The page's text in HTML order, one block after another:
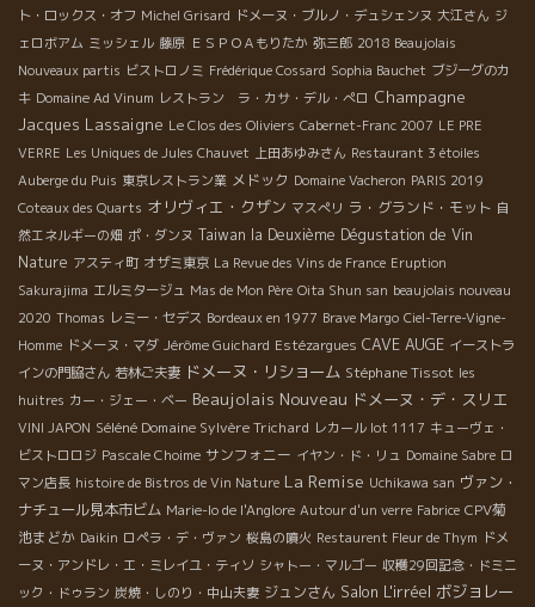
ト・ロックス・オフ Michel Grisard ドメーヌ・ブルノ・デュシェンヌ 大江さん ジ
ェロボアム ミッシェル 藤原 ＥＳＰＯＡもりたか 弥三郎 2018 Beaujolais
Nouveaux partis ビストロノミ Frédérique Cossard Sophia Bauchet ブジーグのカ
キ Domaine Ad Vinum レストラン ラ・カサ・デル・ぺロ Champagne
Jacques Lassaigne Le Clos des Oliviers Cabernet-Franc 2007 LE PRE
VERRE Les Uniques de Jules Chauvet 上田あゆみさん Restaurant 3 étoiles
Auberge du Puis 東京レストラン業 メドック Domaine Vacheron PARIS 2019
Coteaux des Quarts オリヴィエ・クザン マスぺリ ラ・グランド・モット 自
然エネルギーの畑 ポ・ダンヌ Taiwan la Deuxième Dégustation de Vin
Nature アスティ町 オザミ東京 La Revue des Vins de France Eruption
Sakurajima エルミタージュ Mas de Mon Père Oita Shun san beaujolais nouveau
2020 Thomas レミー・セデス Bordeaux en 1977 Brave Margo Ciel-Terre-Vigne-
Homme ドメーヌ・マダ Jérôme Guichard Estézargues CAVE AUGE イーストラ
インの門脇さん 若林ご夫妻 ドメーヌ・リショーム Stéphane Tissot les
huitres カー・ジェー・ベー Beaujolais Nouveau ドメーヌ・デ・スリエ
VINI JAPON Séléné Domaine Sylvère Trichard レカール lot 1117 キューヴェ・
ビストロロジ Pascale Choime サンフォニー イヤン・ド・リュ Domaine Sabre ロ
マン店長 histoire de Bistros de Vin Nature La Remise Uchikawa san ヴァン・
ナチュール見本市ビム Marie-lo de l'Anglore Autour d'un verre Fabrice CPV菊
池まどか Daikin ロペラ・デ・ヴァン 桜島の噴火 Restaurent Fleur de Thym ドメ
ーヌ・アンドレ・エ・ミレイユ・ティソ シャトー・マルゴー 収穫29回記念・ドミニ
ック・ドゥラン 炭焼・しのり・中山夫妻 ジュンさん Salon L'irréel ボジョレー